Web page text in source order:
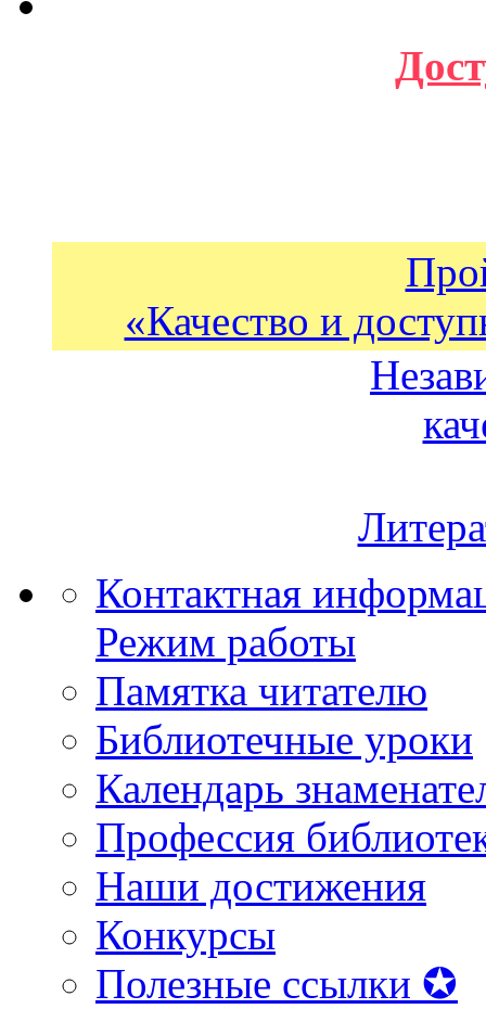
«Качество и
Контактная
Режим работы
Памятка читателю
Библиотечные уроки
Календарь
Профессия
Наши достижения
Конкурсы
Полезные ссылки ✪